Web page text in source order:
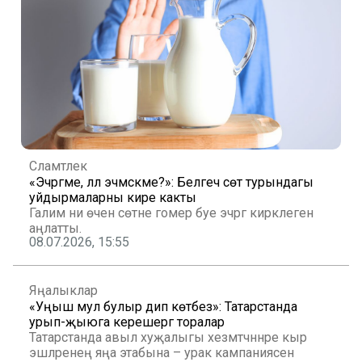
Сәламәтлек
«Эчәргәме, әллә эчмәскәме?»: Белгеч сөт турындагы
уйдырмаларны кире какты
Галим ни өчен сөтне гомер буе эчәргә кирәклеген
аңлатты.
08.07.2026, 15:55
Яңалыклар
«Уңыш мул булыр дип көтәбез»: Татарстанда
урып-җыюга керешергә торалар
Татарстанда авыл хуҗалыгы хезмәтчәннәре кыр
эшләренең яңа этабына – урак кампаниясенә